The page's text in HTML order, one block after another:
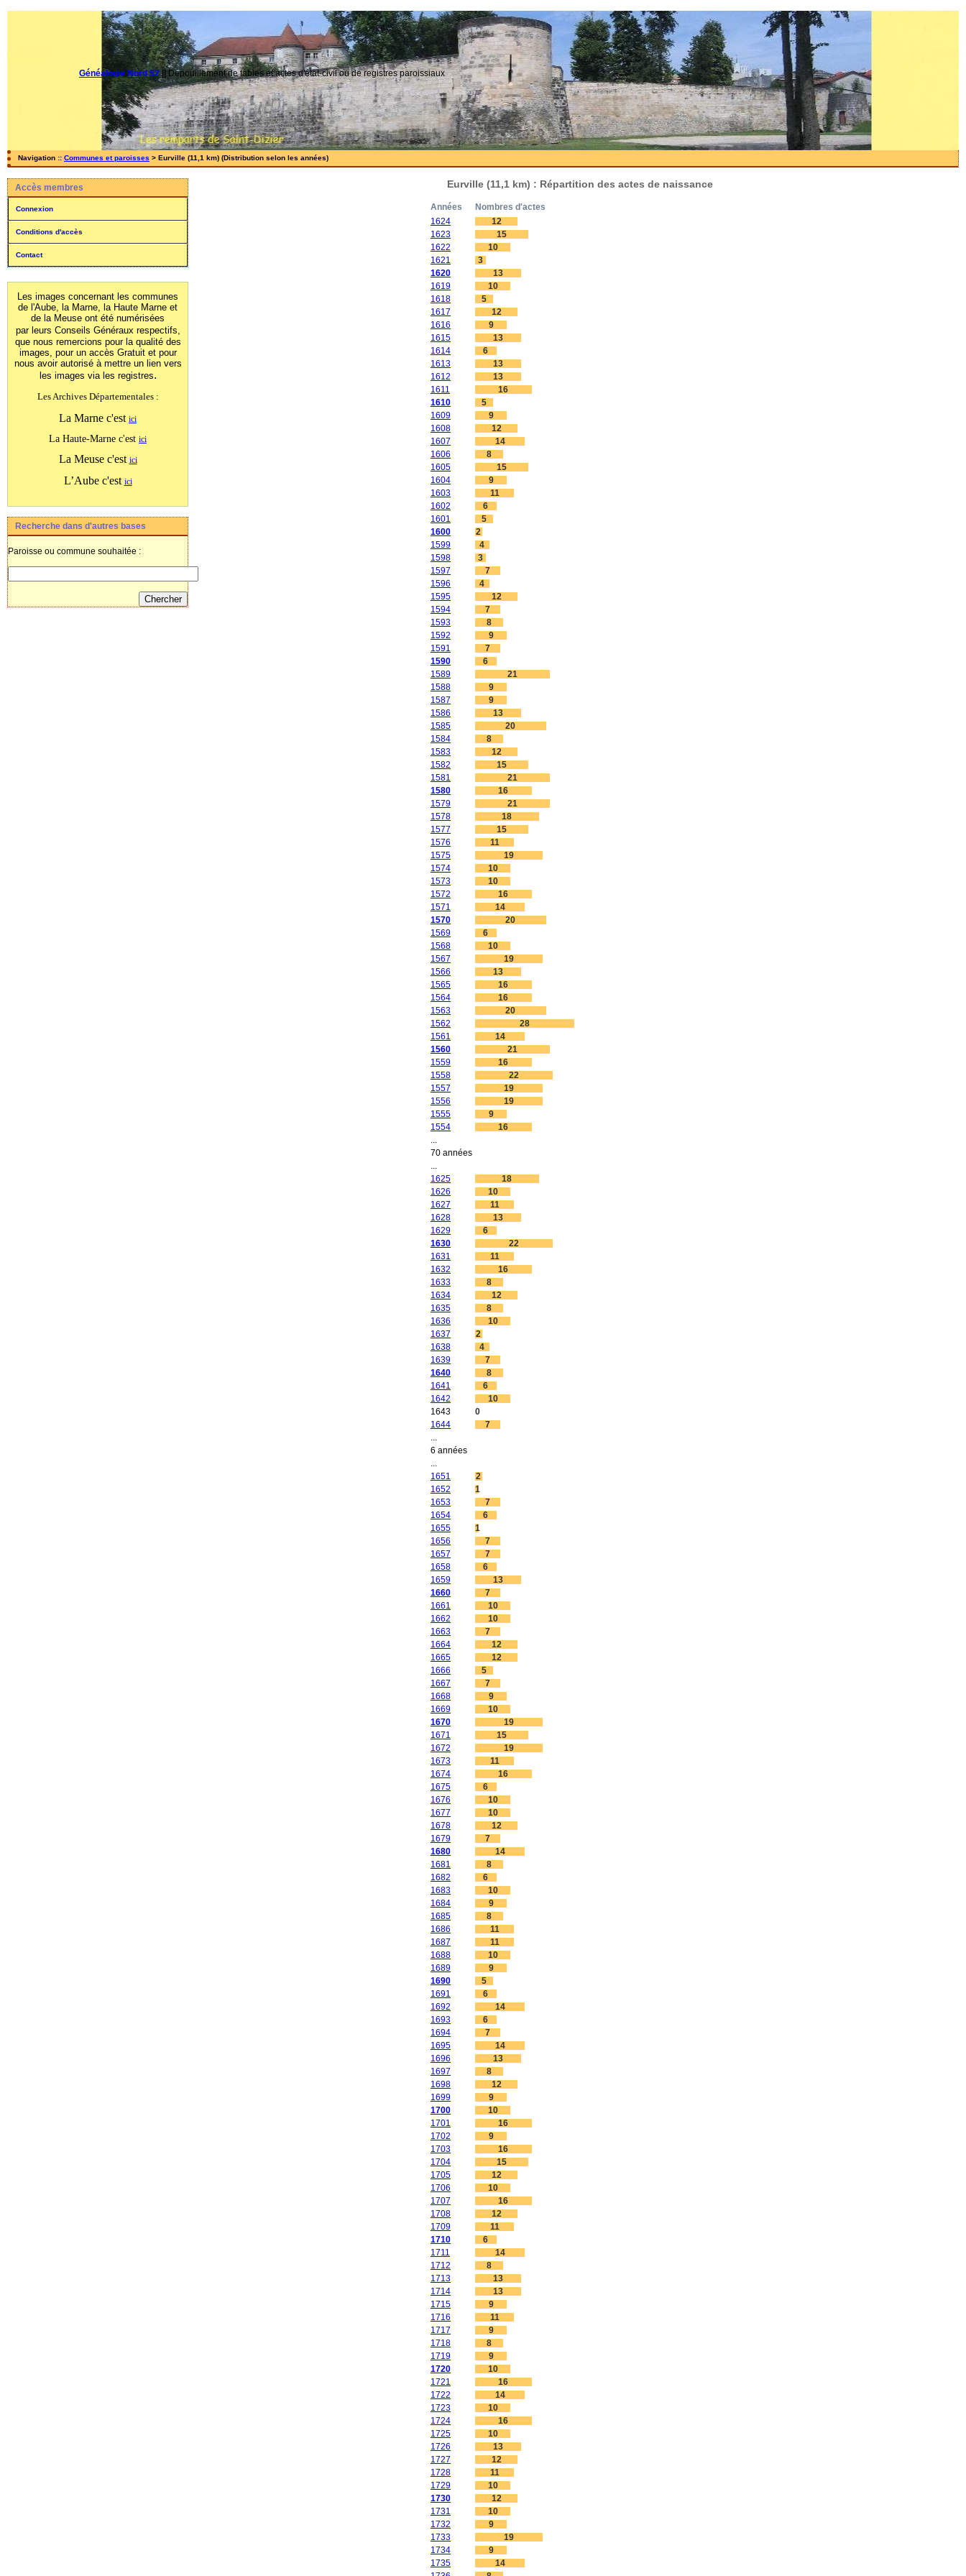
Généalogie Nord 52|| Dépouillement de tables et actes d'état-civil ou de registres paroissiaux
Navigation :: Communes et paroisses > Eurville (11,1 km) (Distribution selon les années)
Accès membres
Connexion
Conditions d'accès
Contact
Les images concernant les communes
de l'Aube, la Marne, la Haute Marne et
de la Meuse ont été numérisées
par leurs Conseils Généraux respectifs,
que nous remercions pour la qualité des
images, pour un accès Gratuit et pour
nous avoir autorisé à mettre un lien vers
les images via les registres.
Les Archives Départementales :
La Marne c'est ici
La Haute-Marne c'est ici
La Meuse c'est ici
L’Aube c'est ici
Recherche dans d'autres bases
Paroisse ou commune souhaitée :
Eurville (11,1 km) : Répartition des actes de naissance
Années
Nombres d'actes
1624
12
1623
15
1622
10
1621
3
1620
13
1619
10
1618
5
1617
12
1616
9
1615
13
1614
6
1613
13
1612
13
1611
16
1610
5
1609
9
1608
12
1607
14
1606
8
1605
15
1604
9
1603
11
1602
6
1601
5
1600
2
1599
4
1598
3
1597
7
1596
4
1595
12
1594
7
1593
8
1592
9
1591
7
1590
6
1589
21
1588
9
1587
9
1586
13
1585
20
1584
8
1583
12
1582
15
1581
21
1580
16
1579
21
1578
18
1577
15
1576
11
1575
19
1574
10
1573
10
1572
16
1571
14
1570
20
1569
6
1568
10
1567
19
1566
13
1565
16
1564
16
1563
20
1562
28
1561
14
1560
21
1559
16
1558
22
1557
19
1556
19
1555
9
1554
16
70 années
1625
18
1626
10
1627
11
1628
13
1629
6
1630
22
1631
11
1632
16
1633
8
1634
12
1635
8
1636
10
1637
2
1638
4
1639
7
1640
8
1641
6
1642
10
1643
0
1644
7
6 années
1651
2
1652
1
1653
7
1654
6
1655
1
1656
7
1657
7
1658
6
1659
13
1660
7
1661
10
1662
10
1663
7
1664
12
1665
12
1666
5
1667
7
1668
9
1669
10
1670
19
1671
15
1672
19
1673
11
1674
16
1675
6
1676
10
1677
10
1678
12
1679
7
1680
14
1681
8
1682
6
1683
10
1684
9
1685
8
1686
11
1687
11
1688
10
1689
9
1690
5
1691
6
1692
14
1693
6
1694
7
1695
14
1696
13
1697
8
1698
12
1699
9
1700
10
1701
16
1702
9
1703
16
1704
15
1705
12
1706
10
1707
16
1708
12
1709
11
1710
6
1711
14
1712
8
1713
13
1714
13
1715
9
1716
11
1717
9
1718
8
1719
9
1720
10
1721
16
1722
14
1723
10
1724
16
1725
10
1726
13
1727
12
1728
11
1729
10
1730
12
1731
10
1732
9
1733
19
1734
9
1735
14